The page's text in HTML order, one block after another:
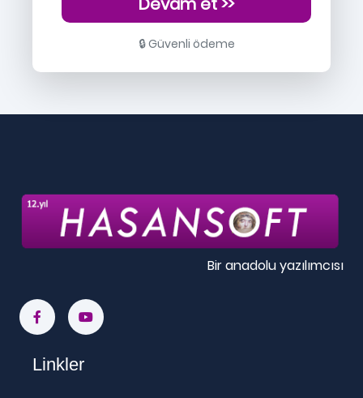
🔒 Güvenli ödeme
Bir anadolu yazılımcısı
Linkler